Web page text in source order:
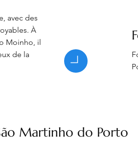
avec des
À
Moinho, il
de la
Martinho do Porto